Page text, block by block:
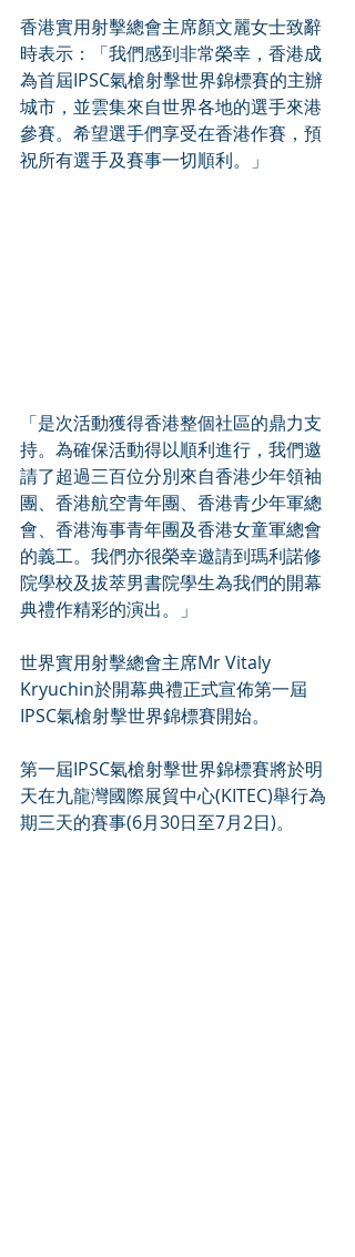
香港實用射擊總會主席顏文麗女士致辭
時表示：「我們感到非常榮幸，香港成
為首屆IPSC氣槍射擊世界錦標賽的主辦
城市，並雲集來自世界各地的選手來港
參賽。希望選手們享受在香港作賽，預
祝所有選手及賽事一切順利。」
「是次活動獲得香港整個社區的鼎力支
持。為確保活動得以順利進行，我們邀
請了超過三百位分別來自香港少年領袖
團、香港航空青年團、香港青少年軍總
會、香港海事青年團及香港女童軍總會
的義工。我們亦很榮幸邀請到瑪利諾修
院學校及拔萃男書院學生為我們的開幕
典禮作精彩的演出。」
世界實用射擊總會主席Mr Vitaly
Kryuchin於開幕典禮正式宣佈第一屆
IPSC氣槍射擊世界錦標賽開始。
第一屆IPSC氣槍射擊世界錦標賽將於明
天在九龍灣國際展貿中心(KITEC)舉行為
期三天的賽事(6月30日至7月2日)。